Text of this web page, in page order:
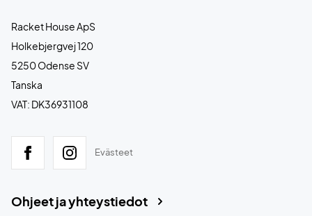
Racket House ApS
Holkebjergvej 120
5250 Odense SV
Tanska
VAT: DK36931108
Evästeet
Ohjeet ja yhteystiedot